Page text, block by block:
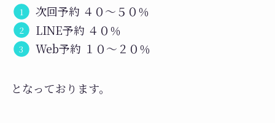
次回予約 ４０〜５０％
LINE予約 ４０％
Web予約 １０〜２０％
となっております。